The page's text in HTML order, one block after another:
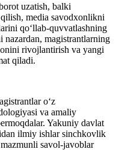
uzatish, balki
media savodxonlikni
qo‘llab-quvvatlashning
nazardan, magistrantlarning
rivojlantirish va yangi
qiladi.
o‘z
va amaliy
Yakuniy davlat
ilmiy ishlar sinchkovlik
savol-javoblar